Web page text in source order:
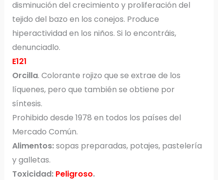
disminución del crecimiento y proliferación del
tejido del bazo en los conejos. Produce
hiperactividad en los niños. Si lo encontráis,
denunciadlo.
E121
Orcilla. Colorante rojizo que se extrae de los
líquenes, pero que también se obtiene por
síntesis.
Prohibido desde 1978 en todos los países del
Mercado Común.
Alimentos:sopas preparadas, potajes, pastelería
y galletas.
Toxicidad: Peligroso.